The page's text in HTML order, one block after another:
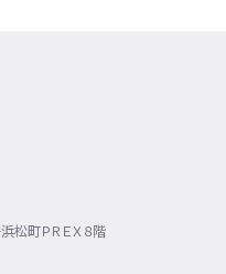
松町ＰＲＥＸ８階